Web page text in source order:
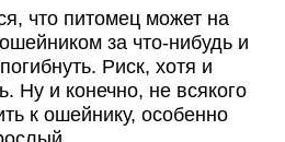
что питомец может на
за что-нибудь и
погибнуть. Риск, хотя и
Ну и конечно, не всякого
к ошейнику, особенно